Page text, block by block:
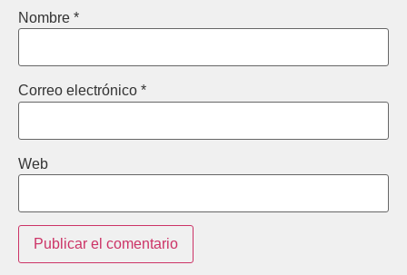
Nombre *
Correo electrónico *
Web